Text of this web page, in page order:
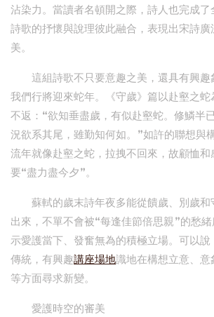
沾染力。當讀者名頓開之際，詩人也完成了
詩歌的抒懷與說理彼此融合，表現出宋詩廣
美。
這組詩歌不只要意趣之美，還具有興趣
我們行將迎來蛇年。《守歲》篇以赴壑之
不返：“欲知垂盡歲，有似赴壑蛇。修鱗半
況欲系其尾，雖勤知何如。”如許的聯想與
流年就像赴壑之蛇，拉拽不回來，故顧恤
要“盡力盡今夕”。
蘇軾的歲末詩年夜多能從饋歲、別歲
出來，不單不會被“每逢佳節倍思親”的愁
示愛護當下、發奮無為的積極立場。可以
傳統，有興趣講座場地識地在構想立意、
等方面尋求新變。
愛護時空的審美